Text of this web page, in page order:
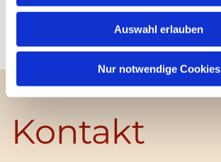
Auswahl erlauben
Nur notwendige Cookies
Kontakt